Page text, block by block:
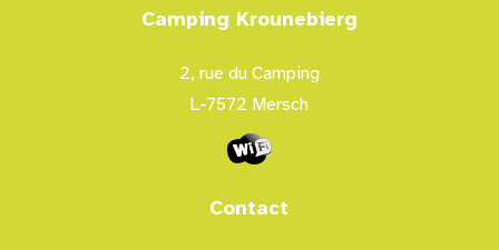
Camping Krounebierg
2, rue du Camping
L-7572 Mersch
Contact